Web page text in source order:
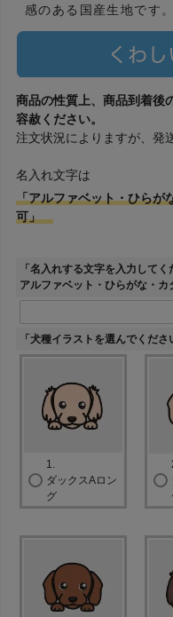
感のある国産生地です。
商品の性質上、商品到着後
容赦ください。
注文状況によりますが、発
名入れ文字は
「アルファベット・ひら
可」
「名入れする文字を入力してく
アルファベット・ひらがな・カ
「犬種イラストを選んでくださ
1.
ダックスAロン
グ